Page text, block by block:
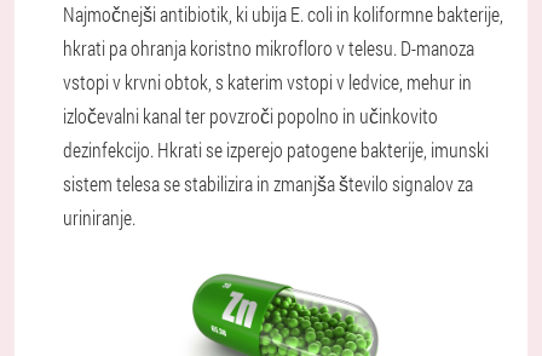
Najmočnejši antibiotik, ki ubija E. coli in koliformne bakterije,
hkrati pa ohranja koristno mikrofloro v telesu. D-manoza
vstopi v krvni obtok, s katerim vstopi v ledvice, mehur in
izločevalni kanal ter povzroči popolno in učinkovito
dezinfekcijo. Hkrati se izperejo patogene bakterije, imunski
sistem telesa se stabilizira in zmanjša število signalov za
uriniranje.